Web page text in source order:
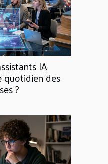
IA
des
?